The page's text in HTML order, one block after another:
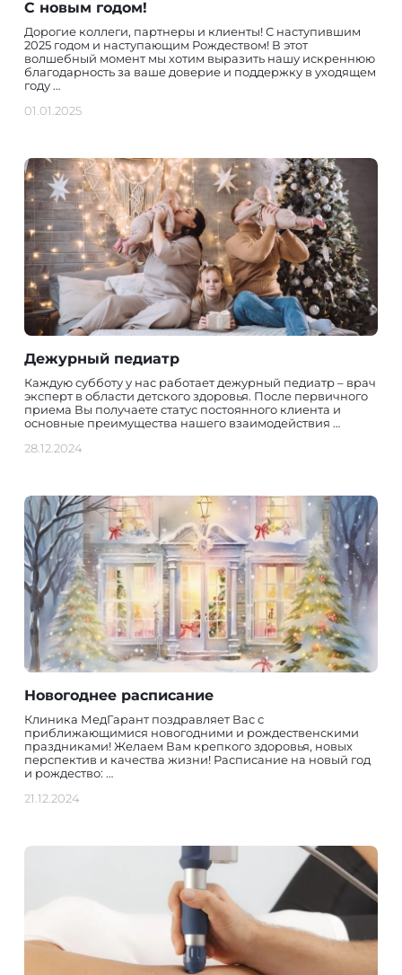
С новым годом!
Дорогие коллеги, партнеры и клиенты! С наступившим
2025 годом и наступающим Рождеством! В этот
волшебный момент мы хотим выразить нашу искреннюю
благодарность за ваше доверие и поддержку в уходящем
году …
01.01.2025
Дежурный педиатр
Каждую субботу у нас работает дежурный педиатр – врач
эксперт в области детского здоровья. После первичного
приема Вы получаете статус постоянного клиента и
основные преимущества нашего взаимодействия …
28.12.2024
Новогоднее расписание
Клиника МедГарант поздравляет Вас с
приближающимися новогодними и рождественскими
праздниками! Желаем Вам крепкого здоровья, новых
перспектив и качества жизни! Расписание на новый год
и рождество: …
21.12.2024